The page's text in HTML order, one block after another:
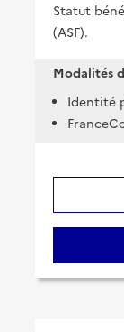
Statut
(ASF).
Modalités
Identité